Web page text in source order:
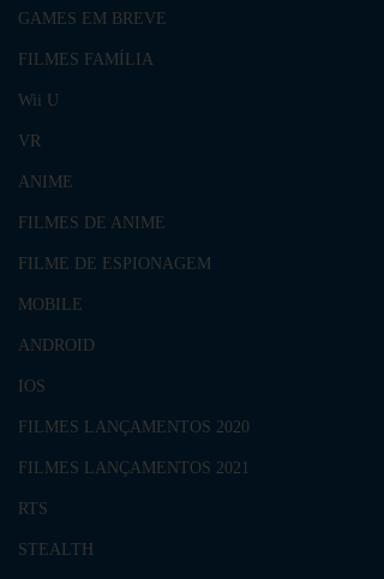
GAMES EM BREVE
FILMES FAMÍLIA
Wii U
VR
ANIME
FILMES DE ANIME
FILME DE ESPIONAGEM
MOBILE
ANDROID
IOS
FILMES LANÇAMENTOS 2020
FILMES LANÇAMENTOS 2021
RTS
STEALTH